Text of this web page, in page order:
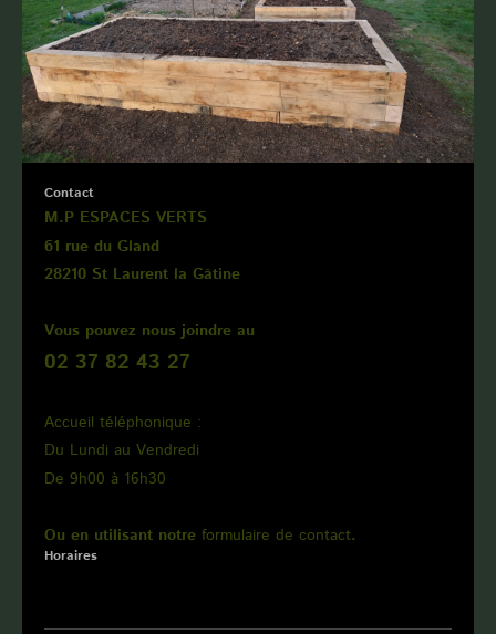
Contact
M.P ESPACES VERTS
61 rue du Gland
28210 St Laurent la Gâtine
Vous pouvez nous joindre au
02 37 82 43 27
Accueil téléphonique :
Du Lundi au Vendredi
De 9h00 à 16h30
Ou en utilisant notre formulaire de contact.
Horaires